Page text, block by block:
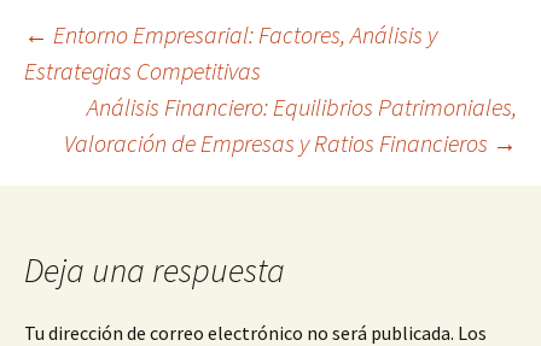
Navegación
entradas
← Entorno Empresarial: Factores, Análisis y
Estrategias Competitivas
Análisis Financiero: Equilibrios Patrimoniales,
Valoración de Empresas y Ratios Financieros →
Deja una respuesta
Tu dirección de correo electrónico no será publicada. Los